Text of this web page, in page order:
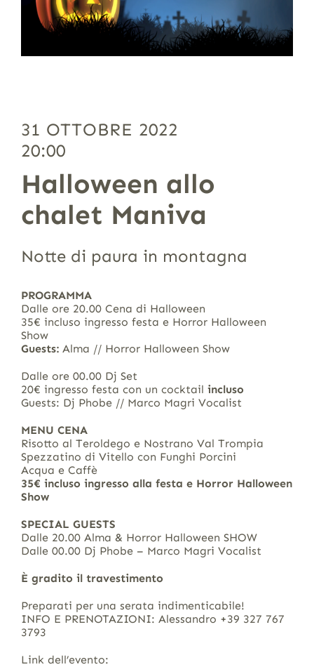
31 OTTOBRE 2022
20:00
Halloween allo
chalet Maniva
Notte di paura in montagna
PROGRAMMA
Dalle ore 20.00 Cena di Halloween
35€ incluso ingresso festa e Horror Halloween
Show
Guests:Alma // Horror Halloween Show
Dalle ore 00.00 Dj Set
20€ ingresso festa con un cocktail incluso
Guests: Dj Phobe // Marco Magri Vocalist
MENU CENA
Risotto al Teroldego e Nostrano Val Trompia
Spezzatino di Vitello con Funghi Porcini
Acqua e Caffè
35€ incluso ingresso alla festa e Horror Halloween
Show
SPECIAL GUESTS
Dalle 20.00 Alma & Horror Halloween SHOW
Dalle 00.00 Dj Phobe – Marco Magri Vocalist
È gradito il travestimento
Preparati per una serata indimenticabile!
INFO E PRENOTAZIONI: Alessandro +39 327 767
3793
Link dell’evento: